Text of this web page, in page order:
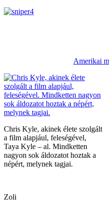
Amerikai
Chris Kyle, akinek élete szolgált
a film alapjául, feleségével,
Taya Kyle – al. Mindketten
nagyon sok áldozatot hoztak a
népért, melynek tagjai.
Zoli